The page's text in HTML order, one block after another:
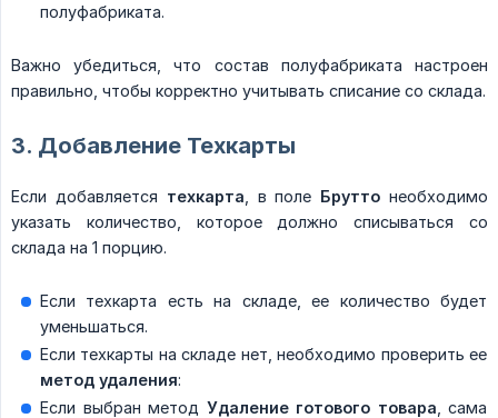
полуфабриката.
Важно убедиться, что состав полуфабриката настроен
правильно, чтобы корректно учитывать списание со склада.
3. Добавление Техкарты
Если добавляется техкарта , в поле Брутто необходимо
указать количество, которое должно списываться со
склада на 1 порцию.
Если техкарта есть на складе, ее количество будет
уменьшаться.
Если техкарты на складе нет, необходимо проверить ее
метод удаления:
Если выбран метод Удаление готового товара , сама